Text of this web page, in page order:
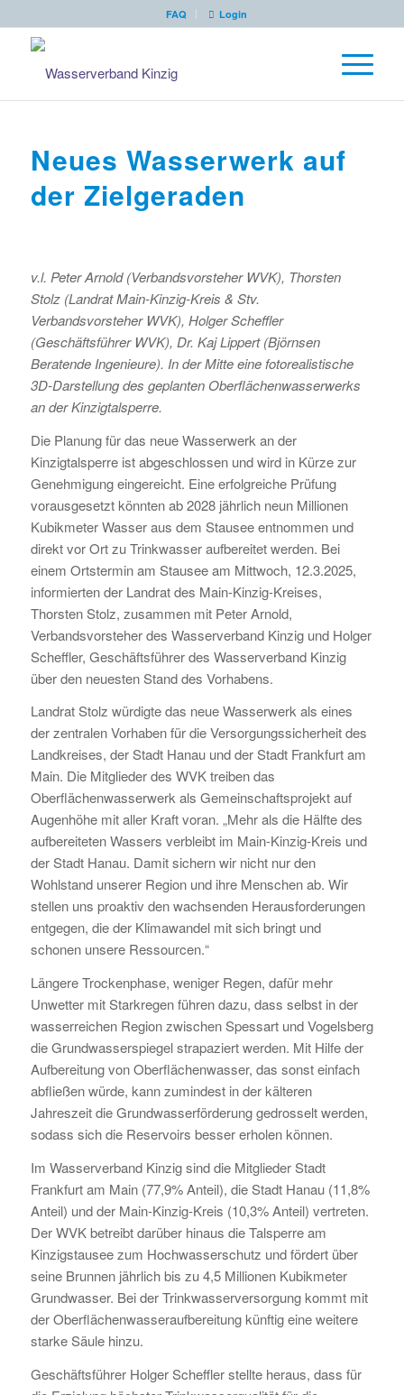
FAQ Login
Neues Wasserwerk auf
der Zielgeraden
v.l. Peter Arnold (Verbandsvorsteher WVK), Thorsten
Stolz (Landrat Main-Kinzig-Kreis & Stv.
Verbandsvorsteher WVK), Holger Scheffler
(Geschäftsführer WVK), Dr. Kaj Lippert (Björnsen
Beratende Ingenieure). In der Mitte eine fotorealistische
3D-Darstellung des geplanten Oberflächenwasserwerks
an der Kinzigtalsperre.
Die Planung für das neue Wasserwerk an der
Kinzigtalsperre ist abgeschlossen und wird in Kürze zur
Genehmigung eingereicht. Eine erfolgreiche Prüfung
vorausgesetzt könnten ab 2028 jährlich neun Millionen
Kubikmeter Wasser aus dem Stausee entnommen und
direkt vor Ort zu Trinkwasser aufbereitet werden. Bei
einem Ortstermin am Stausee am Mittwoch, 12.3.2025,
informierten der Landrat des Main-Kinzig-Kreises,
Thorsten Stolz, zusammen mit Peter Arnold,
Verbandsvorsteher des Wasserverband Kinzig und Holger
Scheffler, Geschäftsführer des Wasserverband Kinzig
über den neuesten Stand des Vorhabens.
Landrat Stolz würdigte das neue Wasserwerk als eines
der zentralen Vorhaben für die Versorgungssicherheit des
Landkreises, der Stadt Hanau und der Stadt Frankfurt am
Main. Die Mitglieder des WVK treiben das
Oberflächenwasserwerk als Gemeinschaftsprojekt auf
Augenhöhe mit aller Kraft voran. „Mehr als die Hälfte des
aufbereiteten Wassers verbleibt im Main-Kinzig-Kreis und
der Stadt Hanau. Damit sichern wir nicht nur den
Wohlstand unserer Region und ihre Menschen ab. Wir
stellen uns proaktiv den wachsenden Herausforderungen
entgegen, die der Klimawandel mit sich bringt und
schonen unsere Ressourcen.“
Längere Trockenphase, weniger Regen, dafür mehr
Unwetter mit Starkregen führen dazu, dass selbst in der
wasserreichen Region zwischen Spessart und Vogelsberg
die Grundwasserspiegel strapaziert werden. Mit Hilfe der
Aufbereitung von Oberflächenwasser, das sonst einfach
abfließen würde, kann zumindest in der kälteren
Jahreszeit die Grundwasserförderung gedrosselt werden,
sodass sich die Reservoirs besser erholen können.
Im Wasserverband Kinzig sind die Mitglieder Stadt
Frankfurt am Main (77,9% Anteil), die Stadt Hanau (11,8%
Anteil) und der Main-Kinzig-Kreis (10,3% Anteil) vertreten.
Der WVK betreibt darüber hinaus die Talsperre am
Kinzigstausee zum Hochwasserschutz und fördert über
seine Brunnen jährlich bis zu 4,5 Millionen Kubikmeter
Grundwasser. Bei der Trinkwasserversorgung kommt mit
der Oberflächenwasseraufbereitung künftig eine weitere
starke Säule hinzu.
Geschäftsführer Holger Scheffler stellte heraus, dass für